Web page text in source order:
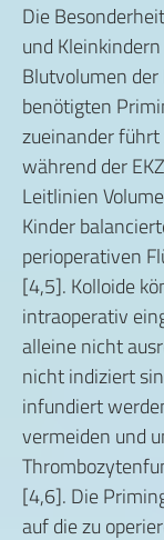
Die
und
Blutvolumen
benötigten
zueinander
während der
Leitlinien
Kinder
perioperativen
[4,5]. Kolloide
intraoperativ
alleine nicht
nicht indiziert
infundiert
vermeiden und
[4,6]. Die
auf die zu